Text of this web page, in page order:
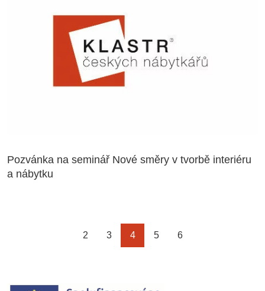
Pozvánka na seminář Nové směry v tvorbě interiéru
a nábytku
2 3 4 5 6